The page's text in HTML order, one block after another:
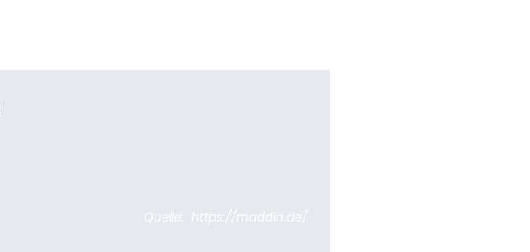
Quelle: https://maddin.de/